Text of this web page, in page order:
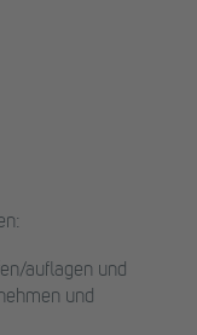
auflagen und
und